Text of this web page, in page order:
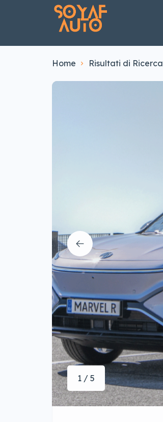
Home Risultati di Ricerca
1 / 5